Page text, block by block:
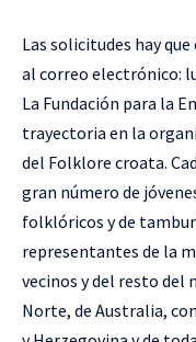
Las solicitudes hay
al correo electrónico:
La Fundación para la
trayectoria en la
del Folklore croata.
gran número de
folklóricos y de
representantes de la
vecinos y del resto del
Norte, de Australia,